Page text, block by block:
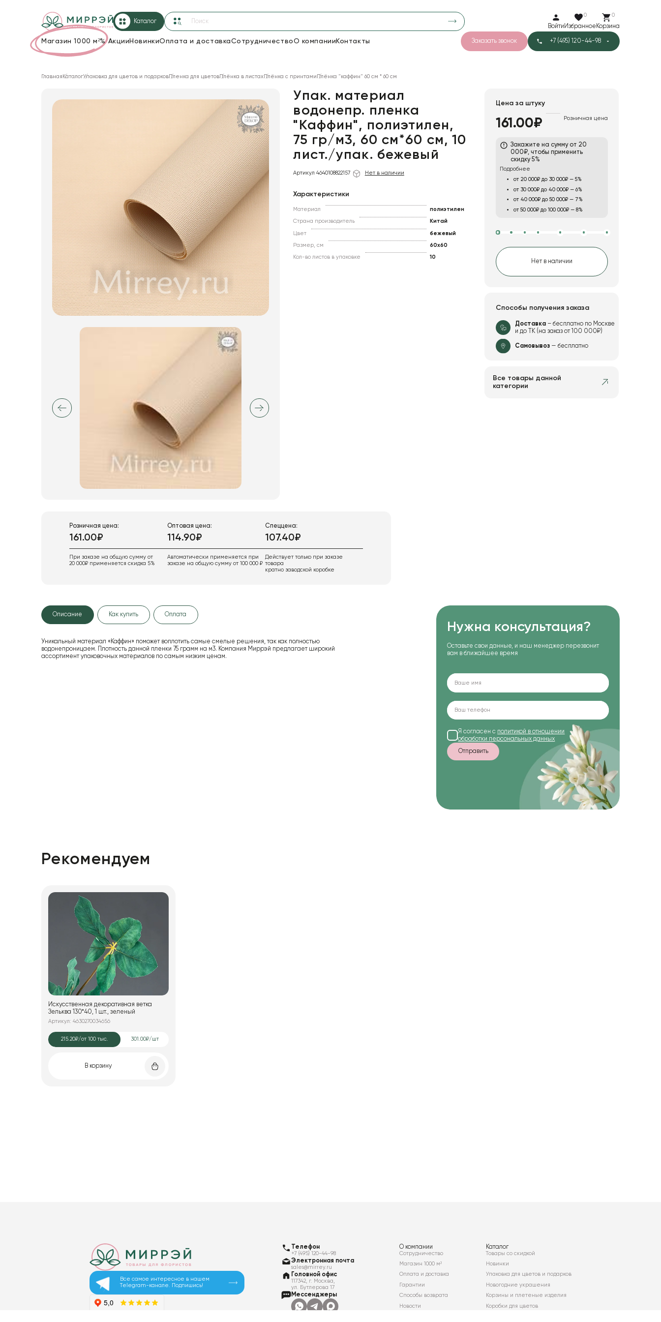
Каталог
Войти
0
Избранное
0
Корзина
Магазин 1000 м²%Акции НовинкиОплата и доставкаСотрудничествоО компании Контакты Заказать звонок +7 (495) 120-44-98
прозрачная
18
Сетка 7
Корзины и плетеные изделия
Пакеты для цветов и подарков
Искусственные цветы и растения
Декоративные вазы, кашпо
Фоамиран
Главная КаталогУпаковка для цветов и подарковПленка для цветовПлёнка в листахПлёнка с принтами Плёнка "каффин" 60 см * 60 см
Упак. материал
водонепр. пленка
"Каффин", полиэтилен,
75 гр/м3, 60 см*60 см, 10
лист./упак. бежевый
Артикул 4640108822157 Нет в наличии
Характеристики
Материал полиэтилен
Страна производитель Китай
Цвет бежевый
Размер, см 60x60
Кол-во листов в упаковке 10
Розничная цена:
161.00₽
При заказе на общую сумму от
20 000₽ применяется скидка 5%
Оптовая цена:
114.90₽
Автоматически применяется при
заказе на общую сумму от 100 000 ₽
Спеццена:
107.40₽
Действует только при заказе
товара
кратно заводской коробке
Цена за штуку
161.00₽ Розничная цена
Закажите на сумму от 20
000₽, чтобы применить
скидку 5%
Подробнее
от 20 000₽ до 30 000₽ — 5%
от 30 000₽ до 40 000₽ — 6%
от 40 000₽ до 50 000₽ — 7%
от 50 000₽ до 100 000₽ — 8%
Нет в наличии
Способы получения заказа
Доставка– бесплатно по Москве
и до ТК (на заказ от 100 000₽)
Самовывоз— бесплатно
Все товары данной
категории
Описание Как купить Оплата
Уникальный материал «Каффин» поможет воплотить самые смелые решения, так как полностью
водонепроницаем. Плотность данной пленки 75 грамм на м3. Компания Миррэй предлагает широкий
ассортимент упаковочных материалов по самым низким ценам.
Нужна консультация?
Оставьте свои данные, и наш менеджер перезвонит
вам в ближайшее время
Я согласен с политикой в отношении
обработки персональных данных
Отправить
Рекомендуем
Искусственная декоративная ветка
Зельква 130*40, 1 шт., зеленый
Артикул: 4630270034656
215.20₽/от 100 тыс. 301.00₽/шт
В корзину
Все самое интересное в нашем
Telegram-канале. Подпишись!
Телефон
+7 (495) 120-44-98
Электронная почта
sales@mirrey.ru
Головной офис
117342, г. Москва,
ул. Бутлерова 17
Мессенджеры
О компании
Сотрудничество
Магазин 1000 м²
Оплата и доставка
Гарантии
Способы возврата
Новости
Каталог
Товары со скидкой
Новинки
Упаковка для цветов и подарков
Новогодние украшения
Корзины и плетеные изделия
Коробки для цветов